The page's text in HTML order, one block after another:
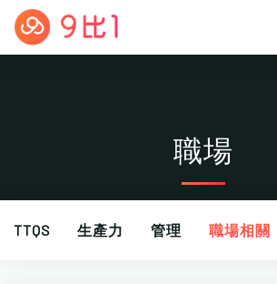
職場
TTQS 生產力 管理 職場相關